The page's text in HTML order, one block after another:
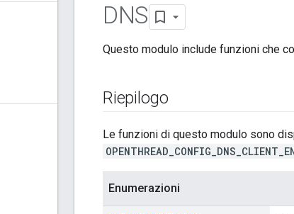
DNS
Questo modulo include funzioni che
Riepilogo
Le funzioni di questo modulo sono
Enumerazioni